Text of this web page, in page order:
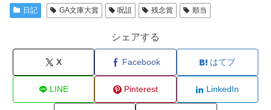
日記 GA文庫大賞 呪詛 残念賞 順当
シェアする
X Facebook はてブ
LINE Pinterest LinkedIn